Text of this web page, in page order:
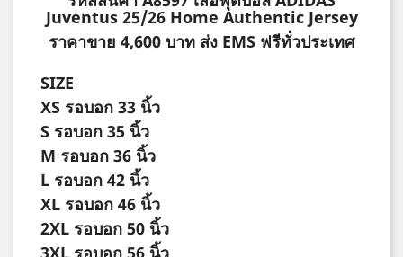
Juventus 25/26 Home Authentic Jersey
ราคาขาย 4,600 บาท ส่ง EMS ฟรีทั่วประเทศ
SIZE
XS รอบอก 33 นิ้ว
S รอบอก 35 นิ้ว
M รอบอก 36 นิ้ว
L รอบอก 42 นิ้ว
XL รอบอก 46 นิ้ว
2XL รอบอก 50 นิ้ว
3XL รอบอก 56 นิ้ว